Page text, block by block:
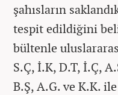
şahısların
tespit edildiğini
bültenle
S.Ç, İ.K, D.T, İ.Ç,
B.Ş, A.G. ve K.K.